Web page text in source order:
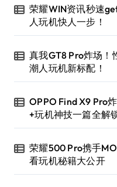
荣耀WIN资讯秒速
人玩机快人一步！
真我GT8 Pro炸场！
潮人玩机新标配！
OPPO Find X9 Pro
+玩机神技一篇全解
荣耀500 Pro携手
看玩机秘籍大公开